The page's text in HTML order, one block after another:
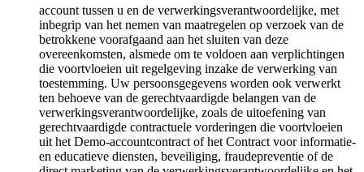
account tussen u en de verwerkingsverantwoordelijke, met
inbegrip van het nemen van maatregelen op verzoek van de
betrokkene voorafgaand aan het sluiten van deze
overeenkomsten, alsmede om te voldoen aan verplichtingen
die voortvloeien uit regelgeving inzake de verwerking van
toestemming. Uw persoonsgegevens worden ook verwerkt
ten behoeve van de gerechtvaardigde belangen van de
verwerkingsverantwoordelijke, zoals de uitoefening van
gerechtvaardigde contractuele vorderingen die voortvloeien
uit het Demo-accountcontract of het Contract voor informatie-
en educatieve diensten, beveiliging, fraudepreventie of de